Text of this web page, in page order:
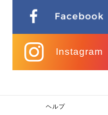
Instagram
ヘルプ